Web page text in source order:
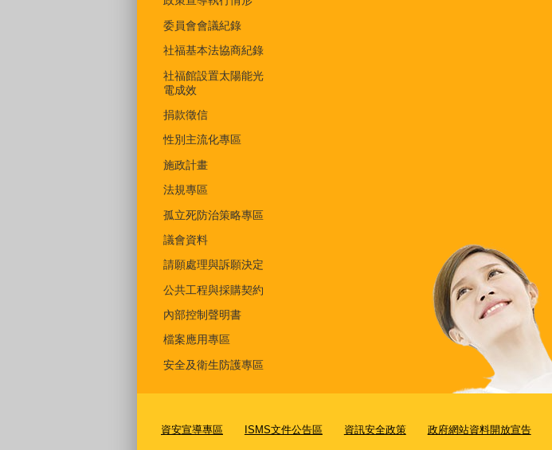
委員會會議紀錄
社福基本法協商紀錄
社福館設置太陽能光
電成效
捐款徵信
性別主流化專區
施政計畫
法規專區
孤立死防治策略專區
議會資料
請願處理與訴願決定
公共工程與採購契約
內部控制聲明書
檔案應用專區
安全及衛生防護專區
資安宣導專區 ISMS文件公告區 資訊安全政策 政府網站資料開放宣告